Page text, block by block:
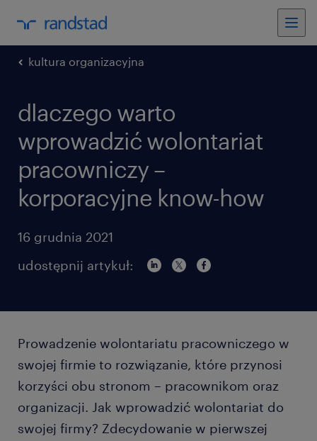
kultura organizacyjna
dlaczego warto
wprowadzić wolontariat
pracowniczy –
korporacyjne know-how
16 grudnia 2021
udostępnij artykuł:
Prowadzenie wolontariatu pracowniczego w
swojej firmie to rozwiązanie, które przynosi
korzyści obu stronom – pracownikom oraz
organizacji. Jak wprowadzić wolontariat do
swojej firmy? Zdecydowanie w pierwszej